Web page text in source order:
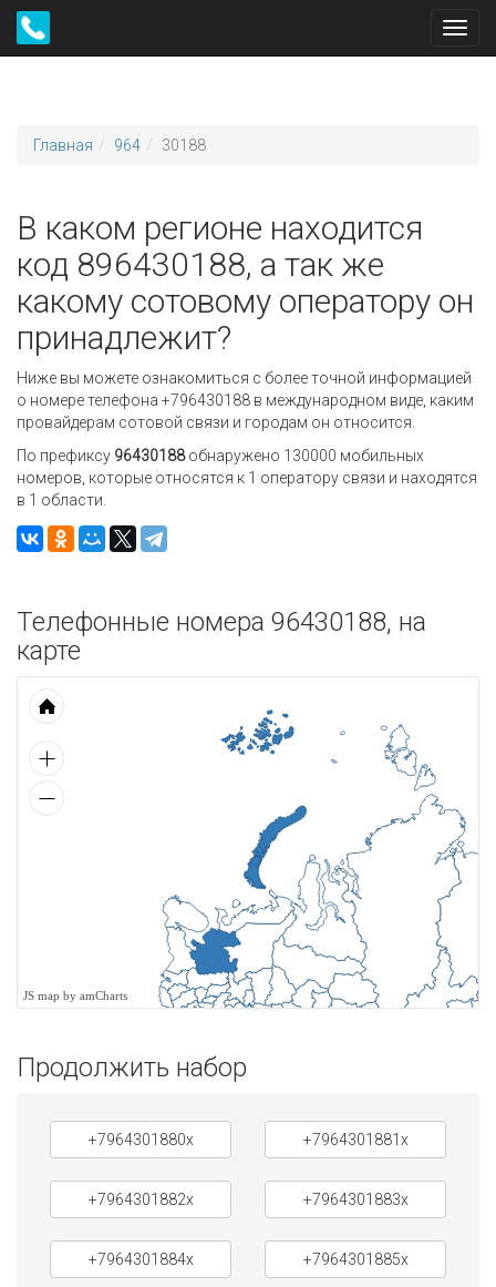
Главная 964 30188
В каком регионе находится
код 896430188, а так же
какому сотовому оператору он
принадлежит?
Ниже вы можете ознакомиться с более точной информацией
о номере телефона +796430188 в международном виде, каким
провайдерам сотовой связи и городам он относится.
По префиксу 96430188обнаружено 130000 мобильных
номеров, которые относятся к 1 оператору связи и находятся
в 1 области.
Телефонные номера 96430188, на
карте
JS map by amCharts
Продолжить набор
+7964301880x +7964301881x
+7964301882x +7964301883x
+7964301884x +7964301885x